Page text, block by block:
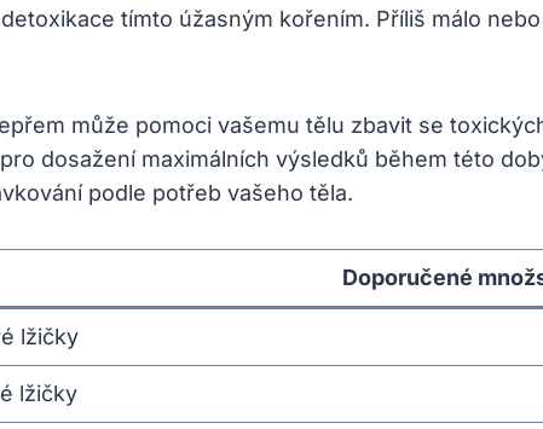
tímto úžasným kořením. Příliš málo
může pomoci vašemu tělu zbavit se
dosažení maximálních výsledků během této
podle potřeb vašeho těla.
Doporučené
lžičky
lžičky